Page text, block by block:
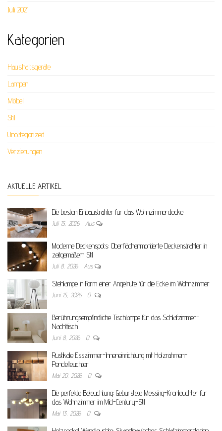
Juli 2021
Kategorien
Haushaltsgeräte
Lampen
Möbel
Stil
Uncategorized
Verzierungen
AKTUELLE ARTIKEL
Die besten Einbaustrahler für das Wohnzimmerdecke
Juli 15, 2026 Aus
Moderne Deckenspots: Oberflächenmontierte Deckenstrahler in
zeitgemäßem Stil
Juli 8, 2026 Aus
Stehlampe in Form einer Angelrute für die Ecke im Wohnzimmer
Juni 15, 2026 0
Berührungsempfindliche Tischlampe für das Schlafzimmer-
Nachttisch
Juni 8, 2026 0
Rustikale Esszimmer-Inneneinrichtung mit Holzrahmen-
Pendelleuchter
Mai 20, 2026 0
Die perfekte Beleuchtung: Gebürstete Messing-Kronleuchter für
das Wohnzimmer im Mid-Century-Stil
Mai 13, 2026 0